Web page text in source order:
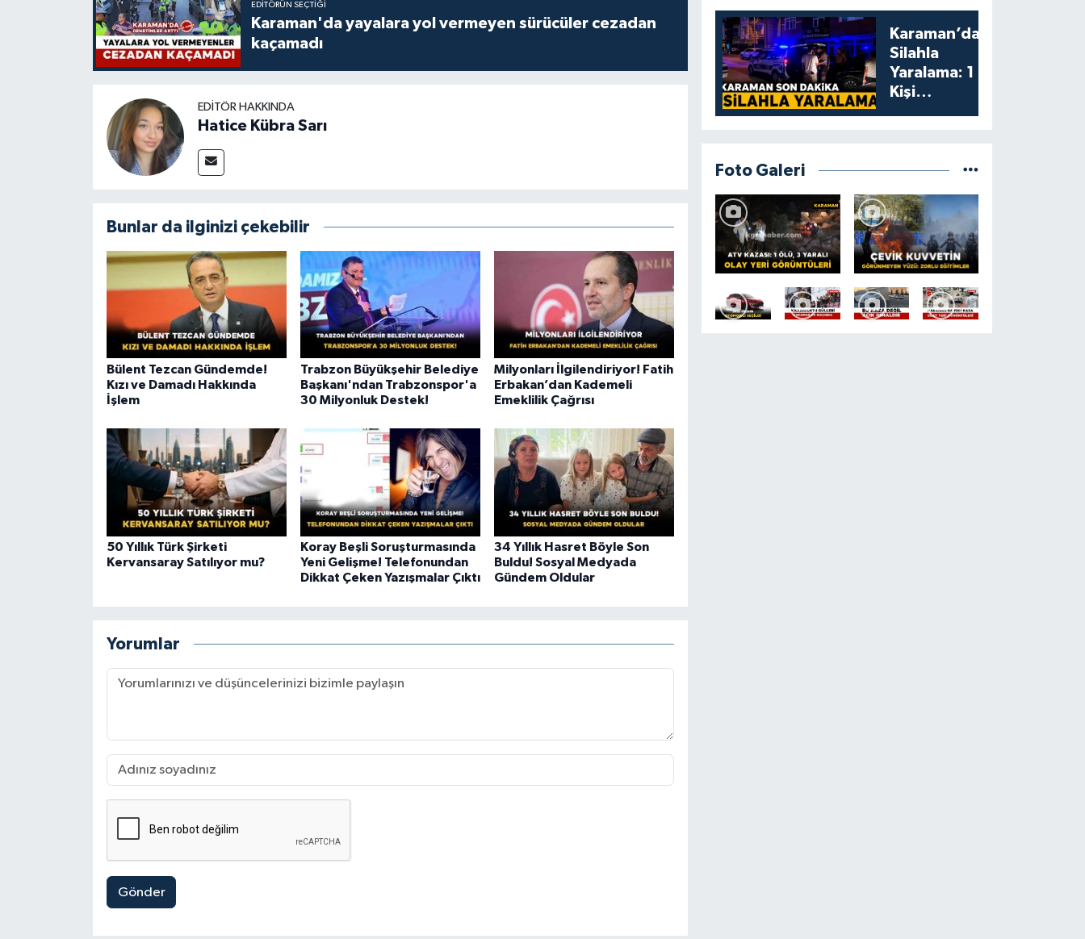
EDITÖRÜN SEÇTIĞI
Karaman'da yayalara yol vermeyen sürücüler cezadan
kaçamadı
EDITÖR HAKKINDA
Hatice Kübra Sarı
Bunlar da ilginizi çekebilir
Bülent Tezcan Gündemde!
Kızı ve Damadı Hakkında
İşlem
Trabzon Büyükşehir Belediye
Başkanı'ndan Trabzonspor'a
30 Milyonluk Destek!
Milyonları İlgilendiriyor! Fatih
Erbakan’dan Kademeli
Emeklilik Çağrısı
50 Yıllık Türk Şirketi
Kervansaray Satılıyor mu?
Koray Beşli Soruşturmasında
Yeni Gelişme! Telefonundan
Dikkat Çeken Yazışmalar Çıktı
34 Yıllık Hasret Böyle Son
Buldu! Sosyal Medyada
Gündem Oldular
Yorumlar
Gönder
yumruklayıp
yediler,
artıklarını
kamelyada
bıraktılar
Karaman’da
Silahla
Yaralama: 1
Kişi
Foto Galeri